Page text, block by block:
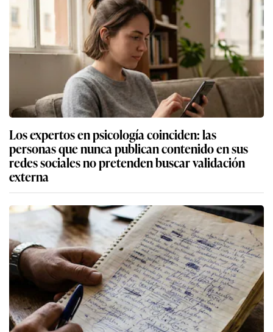
Los expertos en psicología coinciden: las
personas que nunca publican contenido en sus
redes sociales no pretenden buscar validación
externa